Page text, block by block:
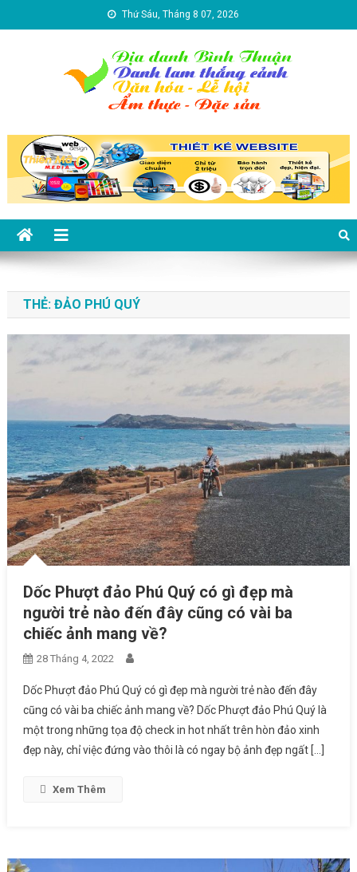
Thứ Sáu, Tháng 8 07, 2026
Địa danh Bình Thuận – Du lịch
Bình Thuận
THẺ: ĐẢO PHÚ QUÝ
Dốc Phượt đảo Phú Quý có gì đẹp mà
người trẻ nào đến đây cũng có vài ba
chiếc ảnh mang về?
28 Tháng 4, 2022
Dốc Phượt đảo Phú Quý có gì đẹp mà người trẻ nào đến đây
cũng có vài ba chiếc ảnh mang về? Dốc Phượt đảo Phú Quý là
một trong những tọa độ check in hot nhất trên hòn đảo xinh
đẹp này, chỉ việc đứng vào thôi là có ngay bộ ảnh đẹp ngất […]
Xem Thêm